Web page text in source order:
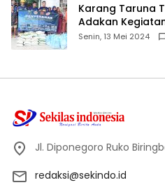
Karang Taruna
Adakan
Dhuafa dan
Senin, 13 Mei 2024
Jl. Diponegoro Ruko
redaksi@sekindo.id